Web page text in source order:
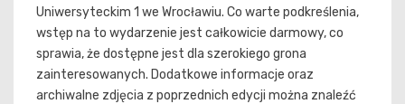
Uniwersyteckim 1 we Wrocławiu. Co warte podkreślenia,
wstęp na to wydarzenie jest całkowicie darmowy, co
sprawia, że dostępne jest dla szerokiego grona
zainteresowanych. Dodatkowe informacje oraz
archiwalne zdjęcia z poprzednich edycji można znaleźć